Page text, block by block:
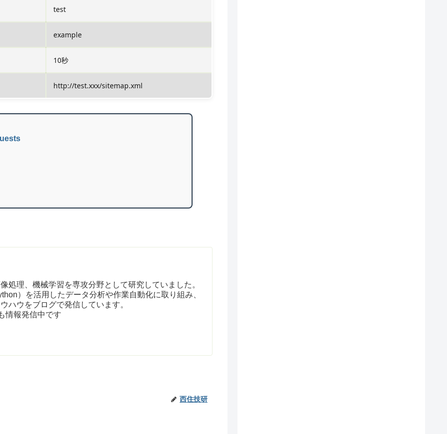
test
example
10秒
http://test.xxx/sitemap.xml
処理、機械学習を専攻分野として研究していました。
）を活用したデータ分析や作業自動化に取り組み、
ハウをブログで発信しています。
情報発信中です
西住技研